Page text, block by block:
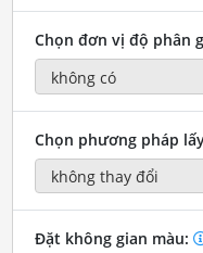
Chọn đơn vị độ phân
Chọn phương pháp
Đặt không gian màu: